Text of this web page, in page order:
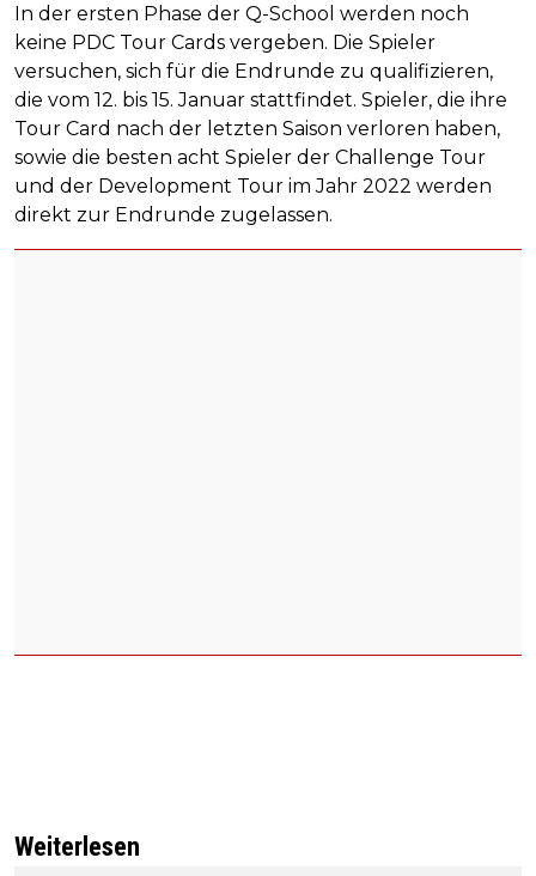
In der ersten Phase der Q-School werden noch
keine PDC Tour Cards vergeben. Die Spieler
versuchen, sich für die Endrunde zu qualifizieren,
die vom 12. bis 15. Januar stattfindet. Spieler, die ihre
Tour Card nach der letzten Saison verloren haben,
sowie die besten acht Spieler der Challenge Tour
und der Development Tour im Jahr 2022 werden
direkt zur Endrunde zugelassen.
Weiterlesen